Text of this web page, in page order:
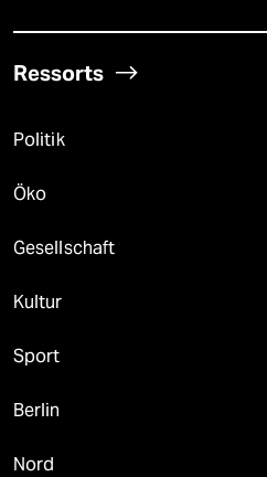
Ressorts
Politik
Öko
Gesellschaft
Kultur
Sport
Berlin
Nord